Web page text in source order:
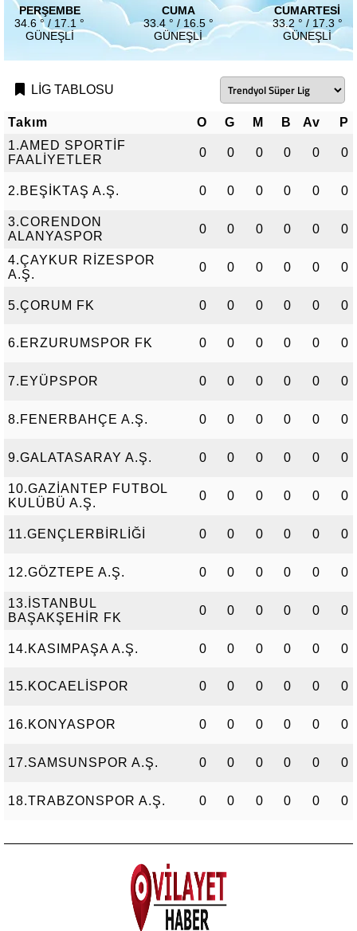
PERŞEMBE
34.6 ° / 17.1 °
GÜNEŞLI
CUMA
33.4 ° / 16.5 °
GÜNEŞLI
CUMARTESI
33.2 ° / 17.3 °
GÜNEŞLI
LİG TABLOSU
Takım O G M B Av
P
1.AMED SPORTİF
FAALİYETLER
0 0 0 0 0 0
2.BEŞİKTAŞ A.Ş. 0 0 0 0 0 0
3.CORENDON
ALANYASPOR
0 0 0 0 0 0
4.ÇAYKUR RİZESPOR
A.Ş.
0 0 0 0 0 0
5.ÇORUM FK 0 0 0 0 0 0
6.ERZURUMSPOR FK 0 0 0 0 0 0
7.EYÜPSPOR 0 0 0 0 0 0
8.FENERBAHÇE A.Ş. 0 0 0 0 0 0
9.GALATASARAY A.Ş. 0 0 0 0 0 0
10.GAZİANTEP FUTBOL
KULÜBÜ A.Ş.
0 0 0 0 0 0
11.GENÇLERBİRLİĞİ 0 0 0 0 0 0
12.GÖZTEPE A.Ş. 0 0 0 0 0 0
13.İSTANBUL
BAŞAKŞEHİR FK
0 0 0 0 0 0
14.KASIMPAŞA A.Ş. 0 0 0 0 0 0
15.KOCAELİSPOR 0 0 0 0 0 0
16.KONYASPOR 0 0 0 0 0 0
17.SAMSUNSPOR A.Ş. 0 0 0 0 0 0
18.TRABZONSPOR A.Ş. 0 0 0 0 0 0